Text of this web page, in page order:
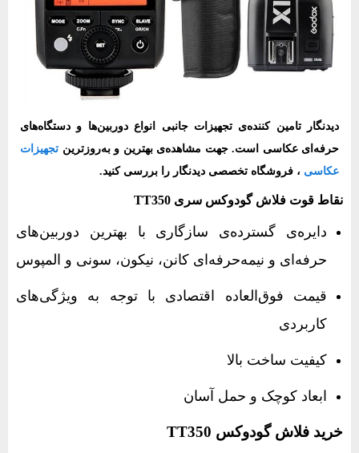
دیدنگار تامین کننده‌ی تجهیزات جانبی انواع دوربین‌ها و دستگاه‌های
حرفه‌ای عکاسی است. جهت مشاهده‌ی بهترین و به‌روزترین تجهیزات
عکاسی ، فروشگاه تخصصی دیدنگار را بررسی کنید.
نقاط قوت فلاش گودوکس‌ سری TT350‌‌
دایره‌ی گسترده‌ی سازگاری با بهترین دوربین‌های
حرفه‌ای و نیمه‌حرفه‌ای کانن، نیکون، سونی و المپوس
قیمت فوق‌العاده اقتصادی با توجه به ویژگی‌های
کاربردی
کیفیت ساخت بالا
ابعاد کوچک و حمل آسان
خرید فلاش گودوکس‌ TT350‌